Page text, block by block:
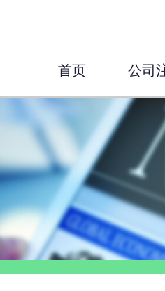
首页 公司